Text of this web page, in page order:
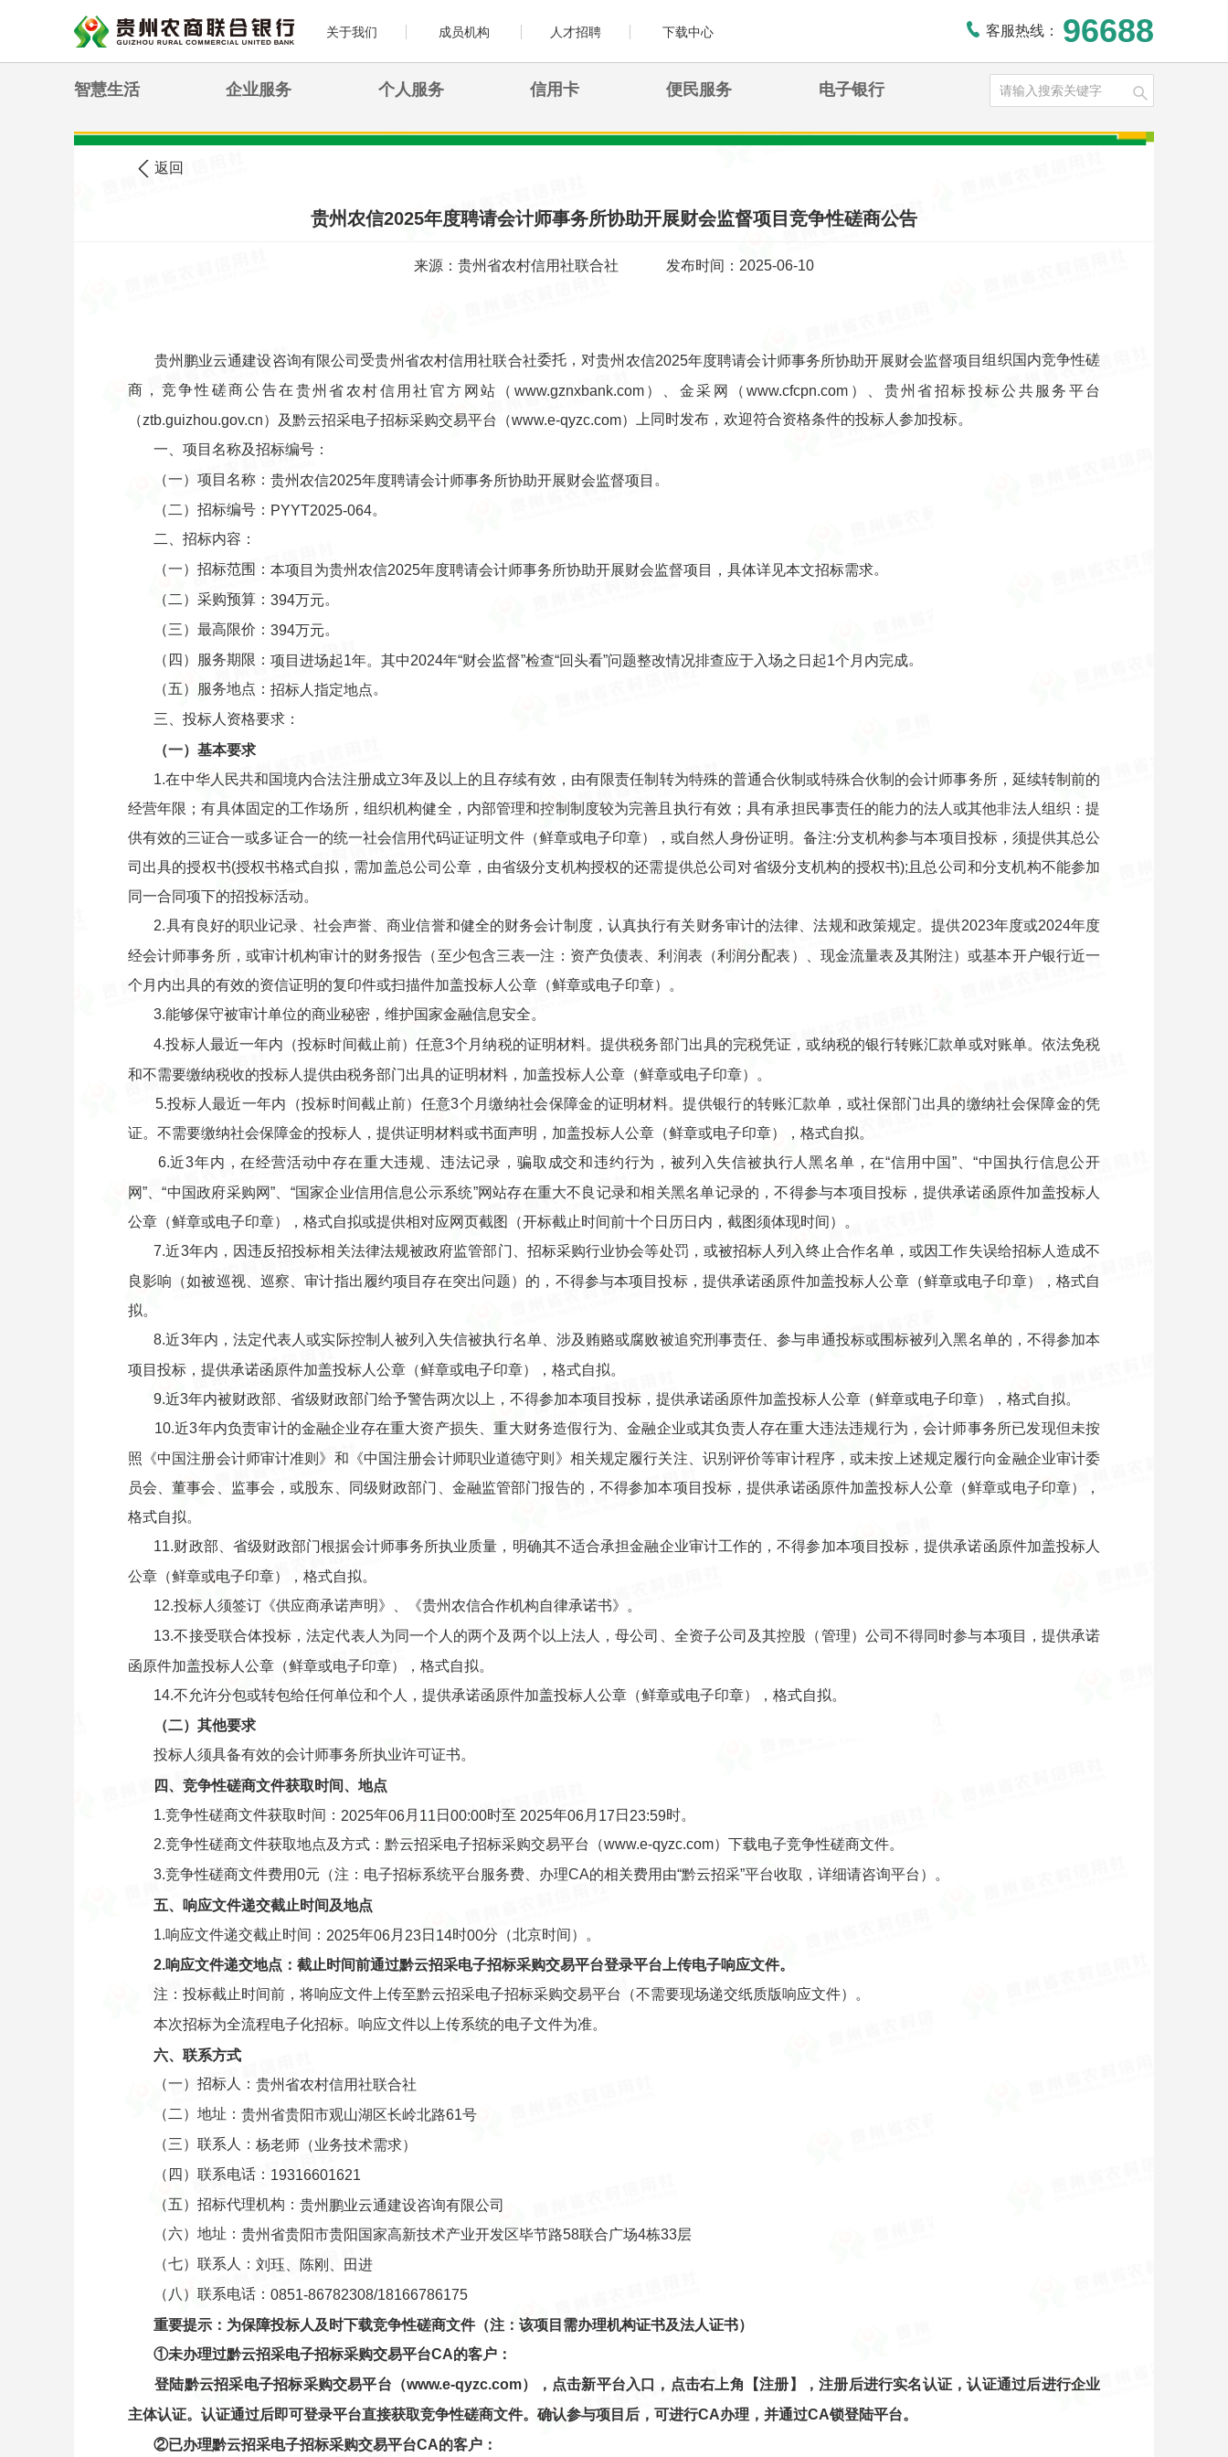
关于我们 成员机构 人才招聘 下载中心 客服热线： 96688
智慧生活 企业服务 个人服务 信用卡 便民服务 电子银行
您现在的位置: 农信公告
返回
贵州农信2025年度聘请会计师事务所协助开展财会监督项目竞争性磋商公告
来源：贵州省农村信用社联合社 发布时间：2025-06-10
贵州鹏业云通建设咨询有限公司 受贵州省农村信用社联合社委托，对贵州农信2025年度聘请会计师事务所协助开展财会监督项目组织国内竞争性磋
商，竞争性磋商公告在 贵州省农村信用社官方网站（www.gznxbank.com）、金采网（www.cfcpn.com）、贵州省招标投标公共服务平台
（ztb.guizhou.gov.cn） 及黔云招采电子招标采购交易平台（www.e-qyzc.com）
上同时发布，欢迎符合资格条件的投标人参加投标。
一、项目名称及招标编号：
（一）项目名称： 贵州农信2025年度聘请会计师事务所协助开展财会监督项目 。
（二）招标编号： PYYT2025-064。
二、招标内容：
（一）招标范围： 本项目 为贵州农信2025年度聘请会计师事务所协助开展财会监督项目， 具体详见本文招标需求。
（二）采购预算： 394万元。
（三）最高限价： 394万元。
（四）服务期限： 项目进场起1年。其中2024年“财会监督”检查“回头看”问题整改情况排查应于入场之日起1个月内完成。
（五）服务地点： 招标人指定地点。
三、投标人资格要求：
（一）基本要求
1.在中华人民共和国境内合法注册成立3年及以上的且存续有效，由有限责任制转为特殊的普通合伙制或特殊合伙制的会计师事务所，延续转制前的
经营年限；有具体固定的工作场所，组织机构健全，内部管理和控制制度较为完善且执行有效；具有承担民事责任的能力的法人或其他非法人组织：提
供有效的三证合一或多证合一的统一社会信用代码证证明文件（鲜章或电子印章），或自然人身份证明。备注:分支机构参与本项目投标，须提供其总公
司出具的授权书(授权书格式自拟，需加盖总公司公章，由省级分支机构授权的还需提供总公司对省级分支机构的授权书);且总公司和分支机构不能参加
同一合同项下的招投标活动。
2.具有良好的职业记录、社会声誉、商业信誉和健全的财务会计制度，认真执行有关财务审计的法律、法规和政策规定。提供2023年度或2024年度
经会计师事务所，或审计机构审计的财务报告（至少包含三表一注：资产负债表、利润表（利润分配表）、现金流量表及其附注）或基本开户银行近一
个月内出具的有效的资信证明的复印件或扫描件加盖投标人公章（鲜章或电子印章）。
3.能够保守被审计单位的商业秘密，维护国家金融信息安全。
4.投标人最近一年内（投标时间截止前）任意3个月纳税的证明材料。提供税务部门出具的完税凭证，或纳税的银行转账汇款单或对账单。依法免税
和不需要缴纳税收的投标人提供由税务部门出具的证明材料，加盖投标人公章（鲜章或电子印章）。
5.投标人最近一年内（投标时间截止前）任意3个月缴纳社会保障金的证明材料。提供银行的转账汇款单，或社保部门出具的缴纳社会保障金的凭
证。不需要缴纳社会保障金的投标人，提供证明材料或书面声明，加盖投标人公章（鲜章或电子印章），格式自拟。
6.近3年内，在经营活动中存在重大违规、违法记录，骗取成交和违约行为，被列入失信被执行人黑名单，在“信用中国”、“中国执行信息公开
网”、“中国政府采购网”、“国家企业信用信息公示系统”网站存在重大不良记录和相关黑名单记录的，不得参与本项目投标，提供承诺函原件加盖投标人
公章（鲜章或电子印章），格式自拟或提供相对应网页截图（开标截止时间前十个日历日内，截图须体现时间）。
7.近3年内，因违反招投标相关法律法规被政府监管部门、招标采购行业协会等处罚，或被招标人列入终止合作名单，或因工作失误给招标人造成不
良影响（如被巡视、巡察、审计指出履约项目存在突出问题）的，不得参与本项目投标，提供承诺函原件加盖投标人公章（鲜章或电子印章），格式自
拟。
8.近3年内，法定代表人或实际控制人被列入失信被执行名单、涉及贿赂或腐败被追究刑事责任、参与串通投标或围标被列入黑名单的，不得参加本
项目投标，提供承诺函原件加盖投标人公章（鲜章或电子印章），格式自拟。
9.近3年内被财政部、省级财政部门给予警告两次以上，不得参加本项目投标，提供承诺函原件加盖投标人公章（鲜章或电子印章），格式自拟。
10.近3年内负责审计的金融企业存在重大资产损失、重大财务造假行为、金融企业或其负责人存在重大违法违规行为，会计师事务所已发现但未按
照《中国注册会计师审计准则》和《中国注册会计师职业道德守则》相关规定履行关注、识别评价等审计程序，或未按上述规定履行向金融企业审计委
员会、董事会、监事会，或股东、同级财政部门、金融监管部门报告的，不得参加本项目投标，提供承诺函原件加盖投标人公章（鲜章或电子印章），
格式自拟。
11.财政部、省级财政部门根据会计师事务所执业质量，明确其不适合承担金融企业审计工作的，不得参加本项目投标，提供承诺函原件加盖投标人
公章（鲜章或电子印章），格式自拟。
12.投标人须签订《供应商承诺声明》、《贵州农信合作机构自律承诺书》。
13.不接受联合体投标，法定代表人为同一个人的两个及两个以上法人，母公司、全资子公司及其控股（管理）公司不得同时参与本项目，提供承诺
函原件加盖投标人公章（鲜章或电子印章），格式自拟。
14.不允许分包或转包给任何单位和个人，提供承诺函原件加盖投标人公章（鲜章或电子印章），格式自拟。
（二）其他要求
投标人须具备有效的会计师事务所执业许可证书。
四、 竞争性磋商文件获取时间、地点
1.竞争性磋商文件获取时间： 2025年06月 11 日 00:00时至 2025年06月 17 日 23:59时。
2.竞争性磋商文件获取地点及方式：黔云招采电子招标采购交易平台（www.e-qyzc.com）下载电子竞争性磋商文件。
3.竞争性磋商文件费用0元（注：电子招标系统平台服务费、办理CA的相关费用由“黔云招采”平台收取，详细请咨询平台）。
五、
响应文件递交截止时间及地点
1.响应文件递交截止时间： 2025年06月 23日 14时00分（北京时间）。
2.响应文件递交地点：截止时间前通过黔云招采电子招标采购交易平台登录平台上传电子响应文件。
注：投标截止时间前，将响应文件上传至黔云招采电子招标采购交易平台（不需要现场递交纸质版响应文件）。
本次招标为全流程电子化招标。响应文件以上传系统的电子文件为准。
六、 联系方式
（一）招标人： 贵州省农村信用社联合社
（二）地址： 贵州省贵阳市观山湖区长岭北路61号
（三）联系人： 杨老师（业务技术需求）
（四）联系电话： 19316601621
（五）招标代理机构： 贵州鹏业云通建设咨询有限公司
（六）地址： 贵州省贵阳市贵阳国家高新技术产业开发区毕节路58联合广场4栋33层
（七）联系人： 刘珏、陈刚、田进
（八）联系电话： 0851-86782308/18166786175
重要提示：为保障投标人及时下载竞争性磋商文件（注：该项目需办理机构证书及法人证书）
①未办理过黔云招采电子招标采购交易平台CA的客户：
登陆黔云招采电子招标采购交易平台 （www.e-qyzc.com），点击新平台入口，点击右上角【注册】，注册后进行实名认证，认证通过后进行企业
主体认证。认证通过后即可登录平台直接获取竞争性磋商文件。确认参与项目后，可进行CA办理，并通过CA锁登陆平台。
②已办理黔云招采电子招标采购交易平台CA的客户：